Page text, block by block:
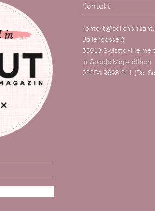
Kontakt
Ballengasse 6
53913 Swisttal-
In Google Maps öffnen
02254 9698 211 (Do-